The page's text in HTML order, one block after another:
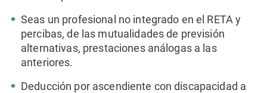
Seas un profesional no integrado en el RETA y
percibas, de las mutualidades de previsión
alternativas, prestaciones análogas a las
anteriores.
Deducción por ascendiente con discapacidad a